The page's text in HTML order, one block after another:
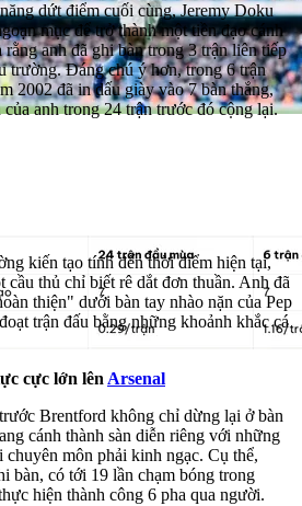
dứt điểm cuối cùng, Jeremy Doku
mục để trở thành một tiền đạo cánh
anh đã ghi bàn trong 3 trận liên tiếp
trường. Đáng chú ý hơn, trong 6 trận
2002 đã in dấu giày vào 7 bàn thắng,
anh trong 24 trận trước đó cộng lại.
kiến tạo tính đến thời điểm hiện tại,
thủ chỉ biết rê dắt đơn thuần. Anh đã
thiện" dưới bàn tay nhào nặn của Pep
trận đấu bằng những khoảnh khắc cá
cực lớn lên Arsenal
Brentford không chỉ dừng lại ở bàn
cánh thành sàn diễn riêng với những
môn phải kinh ngạc. Cụ thể,
bàn, có tới 19 lần chạm bóng trong
hiện thành công 6 pha qua người.